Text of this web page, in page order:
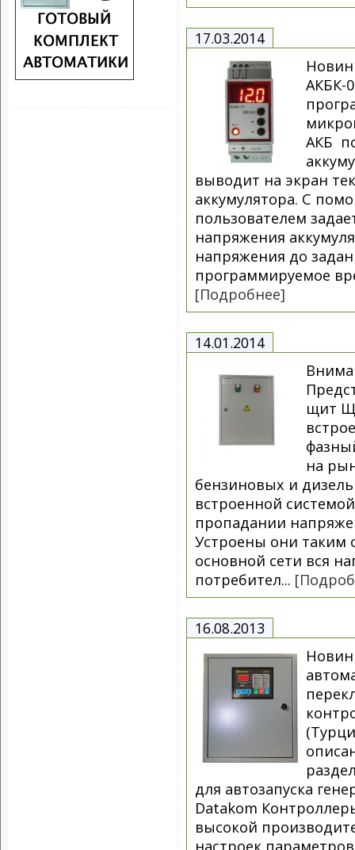
17.03.2014
АКБК-
АКБ
выводит на экран
аккумулятора. С
пользователем
напряжения
напряжения до
программируемое
[Подробнее]
14.01.2014
щит
на
бензиновых и
встроенной
пропадании
Устроены они таким
основной сети вся
потребител...
16.08.2013
для автозапуска
Datakom
высокой
настроек